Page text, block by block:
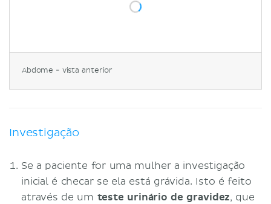
Abdome - vista anterior
Investigação
Se a paciente for uma mulher a investigação
inicial é checar se ela está grávida. Isto é feito
através de um teste urinário de gravidez, que